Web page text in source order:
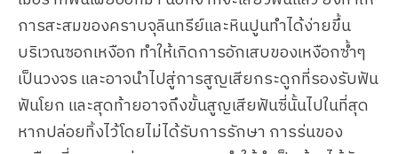
การสะสมของคราบจุลินทรีย์และหินปูนทำได้ง่ายขึ้น
บริเวณซอกเหงือก ทำให้เกิดการอักเสบของเหงือกซ้ำๆ
เป็นวงจร และอาจนำไปสู่การสูญเสียกระดูกที่รองรับฟัน
ฟันโยก และสุดท้ายอาจถึงขั้นสูญเสียฟันซี่นั้นไปในที่สุด
หากปล่อยทิ้งไว้โดยไม่ได้รับการรักษา การร่นของ